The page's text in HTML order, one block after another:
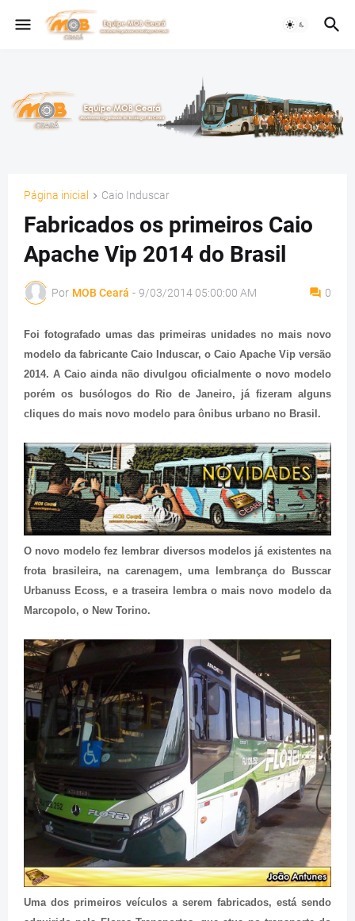
Página inicial Caio Induscar
Fabricados os primeiros Caio
Apache Vip 2014 do Brasil
Por MOB Ceará - 9/03/2014 05:00:00 AM 0
Foi fotografado umas das primeiras unidades no mais novo
modelo da fabricante Caio Induscar, o Caio Apache Vip versão
2014. A Caio ainda não divulgou oficialmente o novo modelo
porém os busólogos do Rio de Janeiro, já fizeram alguns
cliques do mais novo modelo para ônibus urbano no Brasil.
O novo modelo fez lembrar diversos modelos já existentes na
frota brasileira, na carenagem, uma lembrança do Busscar
Urbanuss Ecoss, e a traseira lembra o mais novo modelo da
Marcopolo, o New Torino.
Uma dos primeiros veículos a serem fabricados, está sendo